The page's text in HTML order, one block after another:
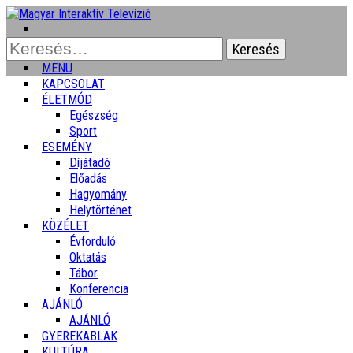
Keresés:
MENU
KAPCSOLAT
ÉLETMÓD
Egészség
Sport
ESEMÉNY
Díjátadó
Előadás
Hagyomány
Helytörténet
KÖZÉLET
Évforduló
Oktatás
Tábor
Konferencia
AJÁNLÓ
AJÁNLÓ
GYEREKABLAK